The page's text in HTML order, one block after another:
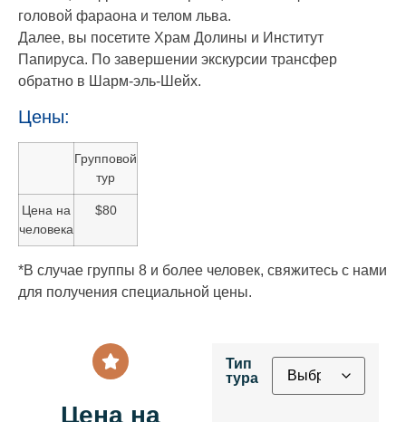
головой фараона и телом льва.
Далее, вы посетите Храм Долины и Институт
Папируса. По завершении экскурсии трансфер
обратно в Шарм-эль-Шейх.
Цены:
Групповой
тур
Цена на
человека
$80
*В случае группы 8 и более человек, свяжитесь с нами
для получения специальной цены.
Цена на
Тип
тура